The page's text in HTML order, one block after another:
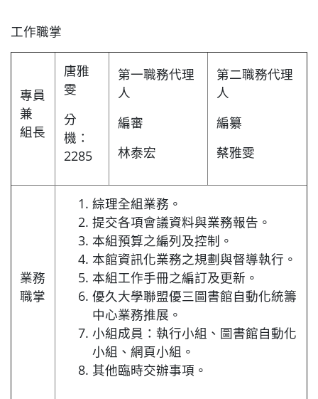
工作職掌
專員
兼
組長
唐雅
雯
分
機：
2285
第一職務代理
人
編審
林泰宏
第二職務代理
人
編纂
蔡雅雯
業務
職掌
綜理全組業務。
提交各項會議資料與業務報告。
本組預算之編列及控制。
本館資訊化業務之規劃與督導執行。
本組工作手冊之編訂及更新。
優久大學聯盟優三圖書館自動化統籌
中心業務推展。
小組成員：執行小組、圖書館自動化
小組、網頁小組。
其他臨時交辦事項。